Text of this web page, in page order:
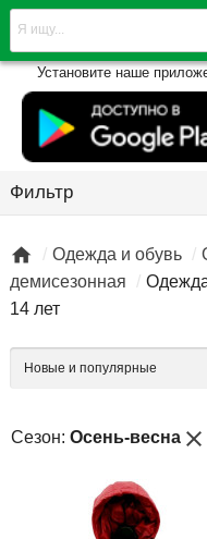
Установите наше
Фильтр
 Одежда и обувь
демисезонная
14 лет
Сезон: Осень-весна close